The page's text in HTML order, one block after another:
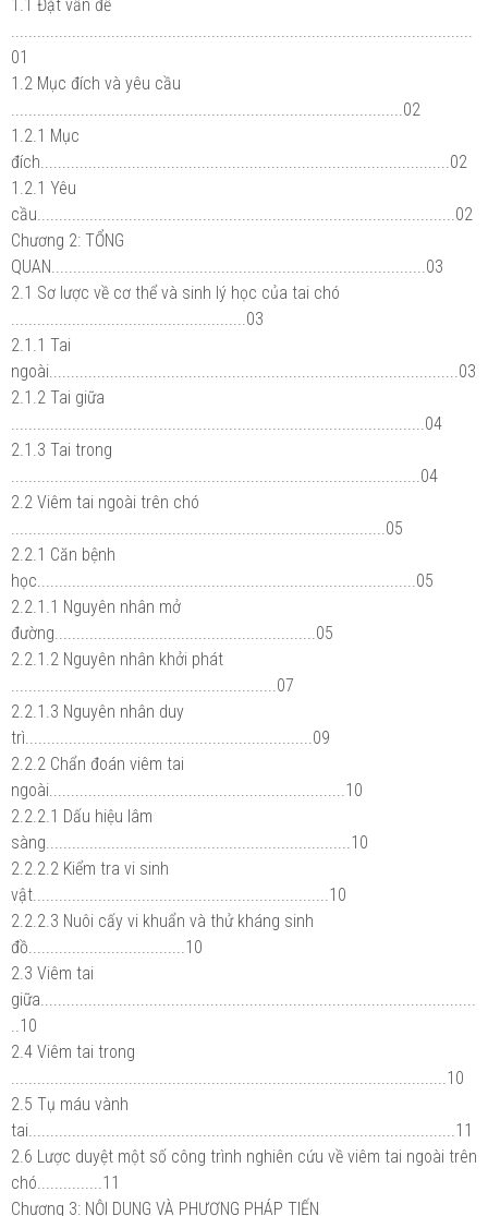
1.1 Đặt vấn đề
..........................................................................................................
01
1.2 Mục đích và yêu cầu
..........................................................................................02
1.2.1 Mục
đích..............................................................................................02
1.2.1 Yêu
cầu................................................................................................02
Chương 2: TỔNG
QUAN......................................................................................03
2.1 Sơ lược về cơ thể và sinh lý học của tai chó
......................................................03
2.1.1 Tai
ngoài..............................................................................................03
2.1.2 Tai giữa
...............................................................................................04
2.1.3 Tai trong
..............................................................................................04
2.2 Viêm tai ngoài trên chó
......................................................................................05
2.2.1 Căn bệnh
học.......................................................................................05
2.2.1.1 Nguyên nhân mở
đường............................................................05
2.2.1.2 Nguyên nhân khởi phát
.............................................................07
2.2.1.3 Nguyên nhân duy
trì..................................................................09
2.2.2 Chẩn đoán viêm tai
ngoài....................................................................10
2.2.2.1 Dấu hiệu lâm
sàng......................................................................10
2.2.2.2 Kiểm tra vi sinh
vật....................................................................10
2.2.2.3 Nuôi cấy vi khuẩn và thử kháng sinh
đồ....................................10
2.3 Viêm tai
giữa....................................................................................................
..10
2.4 Viêm tai trong
....................................................................................................10
2.5 Tụ máu vành
tai..................................................................................................11
2.6 Lược duyệt một số công trình nghiên cứu về viêm tai ngoài trên
chó...............11
Chương 3: NỘI DUNG VÀ PHƯƠNG PHÁP TIẾN